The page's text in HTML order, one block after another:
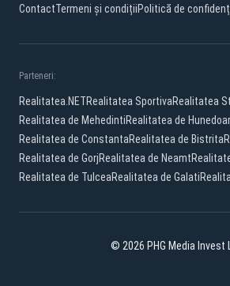
ContactTermeni și condițiiPolitică de
Parteneri:
Realitatea.NETRealitatea SportivaRealitatea
Realitatea de MehedintiRealitatea de
Realitatea de ConstantaRealitatea de Bistrita
Realitatea de GorjRealitatea de Neamt
Realitatea de TulceaRealitatea de Galati
© 2026 PHG Media Invest